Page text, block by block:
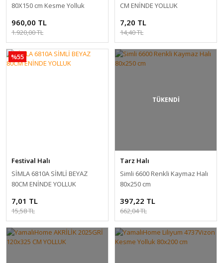
80X150 cm Kesme Yolluk
960,00 TL
1.920,00 TL
CM ENİNDE YOLLUK
7,20 TL
14,40 TL
%55
Festival Halı
SİMLA 6810A SİMLİ BEYAZ
80CM ENİNDE YOLLUK
7,01 TL
15,58 TL
TÜKENDİ
Tarz Halı
Simli 6600 Renkli Kaymaz Halı
80x250 cm
397,22 TL
662,04 TL